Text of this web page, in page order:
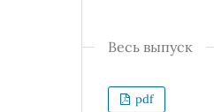
Весь выпуск
pdf